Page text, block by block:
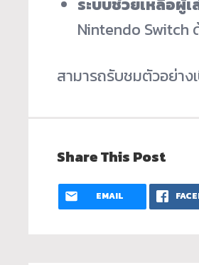
Nintendo Switch
สามารถรับชมตัวอย่าง
Share This Post
EMAIL